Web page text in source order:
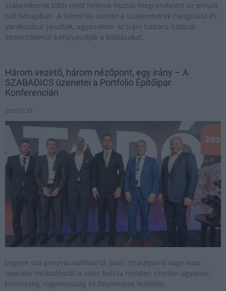
szakemberek több mint felének hoztak megrendelést az elmúlt
hat hónapban. A felmérés szerint a szakemberek hangulata és
várakozásai javultak, ugyanakkor az iráni háború hatásai
kedvezőtlenül befolyásolják a kilátásokat.
Három vezető, három nézőpont, egy irány – A
SZABADICS üzenetei a Portfolio Építőipar
Konferencián
2026.03.23
Legyen szó generációváltásról, piaci stratégiáról vagy napi
operatív működésről, a siker kulcsa minden szinten ugyanaz:
hitelesség, rugalmasság és folyamatos fejlődés.